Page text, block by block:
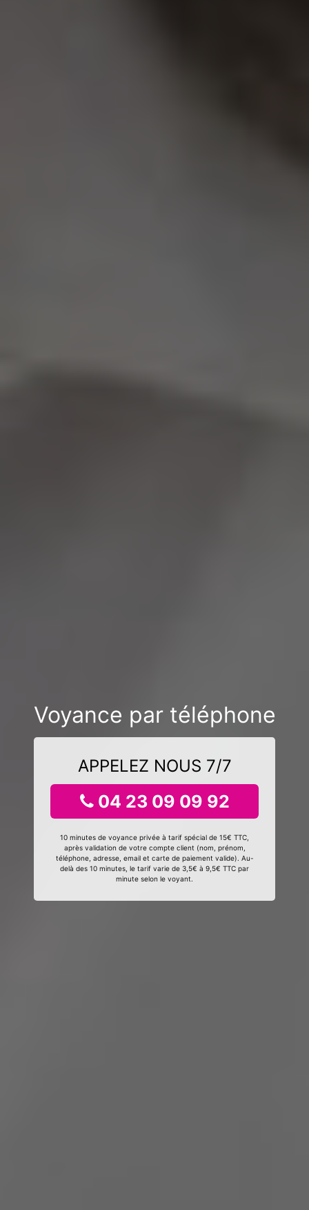
Voyance par téléphone
APPELEZ NOUS 7/7
04 23 09 09 92
10 minutes de voyance privée à tarif spécial de 15€ TTC,
après validation de votre compte client (nom, prénom,
téléphone, adresse, email et carte de paiement valide). Au-
delà des 10 minutes, le tarif varie de 3,5€ à 9,5€ TTC par
minute selon le voyant.